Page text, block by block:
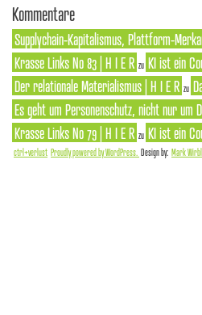
Kommentare
Supplychain-Kapitalismus, Plattform-
Krasse Links No 83 | H I E R zu KI ist ein
Der relationale Materialismus | H I E R zu
Es geht um Personenschutz, nicht nur
Krasse Links No 79 | H I E R zu KI ist ein
ctrl+verlust Proudly powered by WordPress. Design by: Mark